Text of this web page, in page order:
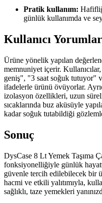
Pratik kullanım:
günlük kullanımda ve
Kullanıcı
Ürüne yönelik yapılan
memnuniyet içerir.
geniş", "3 saat soğuk tutuyor"
ifadelerle ürünü övüyorlar.
izolasyon özellikleri, uzun
sıcaklarında buz aküsüyle
kadar soğuk tutabildiği
Sonuç
DysCase 8 Lt Yemek Taşıma
fonksiyonelliğiyle günlük
güvenle tercih edilebilecek bir
hacmi ve etkili yalıtımıyla,
sağlıklı, taze yemekleri